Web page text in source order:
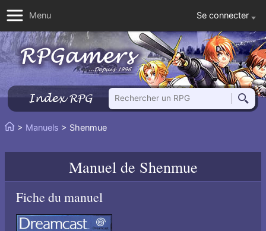
Menu Se connecter
Index RPG
Rechercher un RPG
Vous
> Manuels > Shenmue
Manuel de Shenmue
Fiche du manuel